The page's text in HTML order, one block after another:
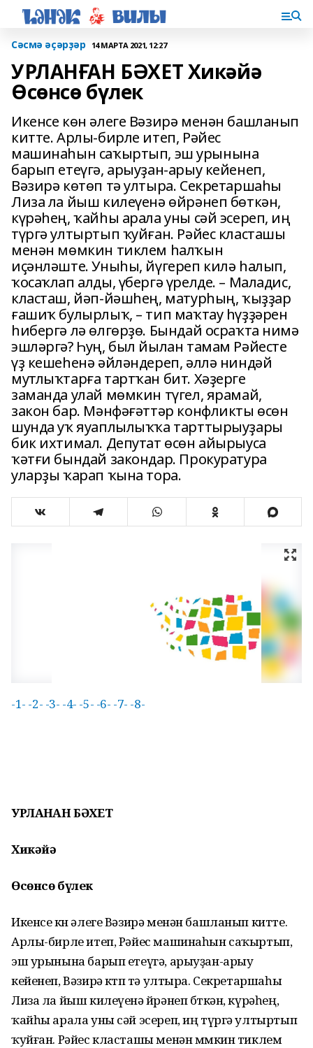
Сәсмә әҫәрҙәр 14 МАРТА 2021, 12:27
УРЛАНҒАН БӘХЕТ Хикәйә
Өсөнсө бүлек
Икенсе көн әлеге Вәзирә менән башланып
китте. Арлы-бирле итеп, Рәйес
машинаһын саҡыртып, эш урынына
барып етеүгә, арыуҙан-арыу кейенеп,
Вәзирә көтөп тә ултыра. Секретаршаһы
Лиза ла йыш килеүенә өйрәнеп бөткән,
күрәһең, ҡайһы арала уны сәй эсереп, иң
түргә ултыртып ҡуйған. Рәйес класташы
менән мөмкин тиклем һалҡын
иҫәнләште. Уныһы, йүгереп килә һалып,
ҡосаҡлап алды, үбергә үрелде. – Маладис,
класташ, йәп-йәшһең, матурһың, ҡыҙҙар
ғашиҡ булырлыҡ, – тип маҡтау һүҙҙәрен
һибергә лә өлгөрҙө. Бындай осраҡта нимә
эшләргә? Һуң, был йылан тамам Рәйесте
үҙ кешеһенә әйләндереп, әллә ниндәй
мутлыҡтарға тартҡан бит. Хәҙерге
заманда улай мөмкин түгел, ярамай,
закон бар. Мәнфәғәттәр конфликты өсөн
шунда уҡ яуаплылыҡҡа тарттырыуҙары
бик ихтимал. Депутат өсөн айырыуса
ҡәтғи бындай закондар. Прокуратура
уларҙы ҡарап ҡына тора.
-1- -2- -3- -4- -5- -6- -7- -8-
УРЛАНҒАН БӘХЕТ
Хикәйә
Өсөнсө бүлек
Икенсе көн әлеге Вәзирә менән башланып китте.
Арлы-бирле итеп, Рәйес машинаһын саҡыртып,
эш урынына барып етеүгә, арыуҙан-арыу
кейенеп, Вәзирә көтөп тә ултыра. Секретаршаһы
Лиза ла йыш килеүенә өйрәнеп бөткән, күрәһең,
ҡайһы арала уны сәй эсереп, иң түргә ултыртып
ҡуйған. Рәйес класташы менән мөмкин тиклем